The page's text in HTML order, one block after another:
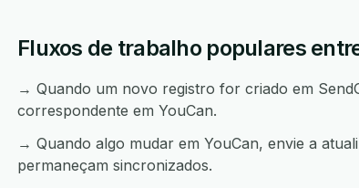
Fluxos de trabalho populares
→ Quando um novo registro for criado em
correspondente em YouCan.
→ Quando algo mudar em YouCan, envie a
permaneçam sincronizados.